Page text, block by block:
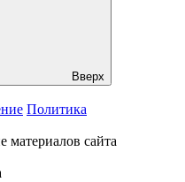
Вверх
Политика
материалов сайта